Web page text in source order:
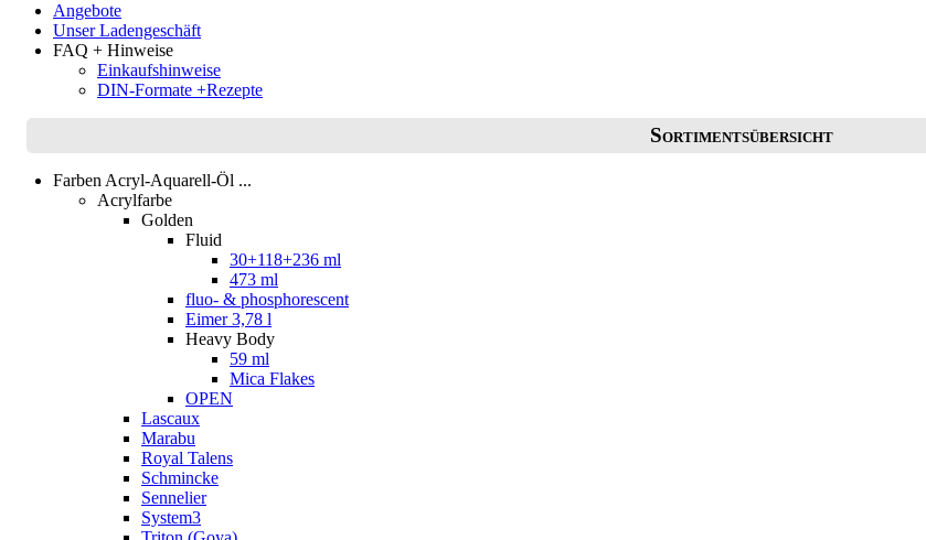
Angebote
Unser Ladengeschäft
FAQ + Hinweise
Einkaufshinweise
DIN-Formate +Rezepte
Sortimentsübersicht
Farben Acryl-Aquarell-Öl ...
Acrylfarbe
Golden
Fluid
30+118+236 ml
473 ml
fluo- & phosphorescent
Eimer 3,78 l
Heavy Body
59 ml
Mica Flakes
OPEN
Lascaux
Marabu
Royal Talens
Schmincke
Sennelier
System3